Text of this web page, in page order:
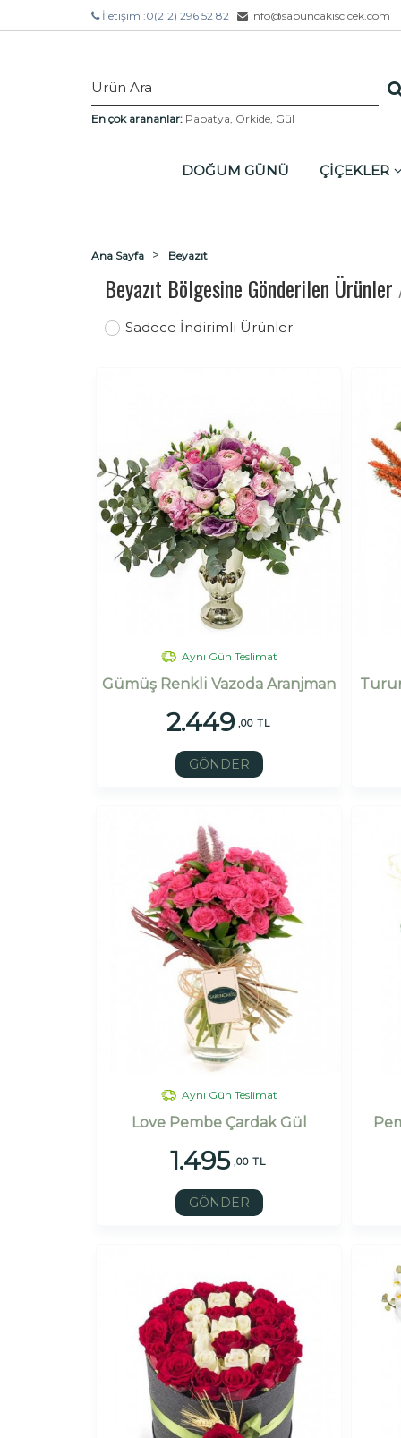
İletişim :0(212) 296 52 82 info@sabuncakiscicek.com
En çok arananlar: Papatya, Orkide, Gül
DOĞUM GÜNÜ ÇİÇEKLER
Ana Sayfa Beyazıt
Beyazıt Bölgesine Gönderilen Ürünler
Sadece İndirimli Ürünler
Aynı Gün Teslimat
Gümüş Renkli Vazoda Aranjman
2.449 ,00 TL
GÖNDER
Aynı Gün Teslimat
Love Pembe Çardak Gül
1.495 ,00 TL
GÖNDER